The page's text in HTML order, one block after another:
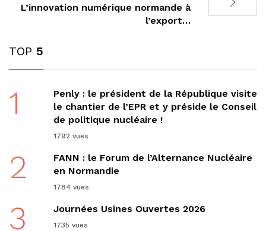
L’innovation numérique normande à
l’export…
TOP 5
1
Penly : le président de la République visite
le chantier de l’EPR et y préside le Conseil
de politique nucléaire !
1792 vues
2
FANN : le Forum de l’Alternance Nucléaire
en Normandie
1784 vues
3 Journées Usines Ouvertes 2026
1735 vues